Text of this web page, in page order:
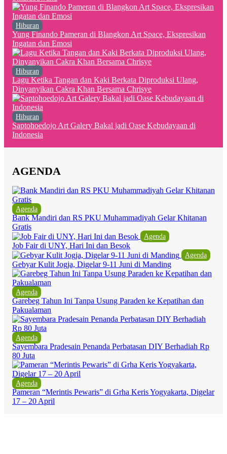
Hiburan
Yung Finando Pameran di Blangkon Art Space, Ekspresikan
Ingatan dan Emosi
Hiburan
Lagu Ketika Tangan dan Kaki Berkata Diproduksi Ulang,
Dinyanyikan Cakra Khan Bersama Chrisye
Hiburan
Saptohoedojo Art Galery Bakal jadi Oase Kebudayaan di
Indonesia
AGENDA
Agenda
Bank Mandiri dan RS PKU Muhammadiyah Gelar Khitanan
Gratis
Agenda
Job Fair di UNY, Hari Ini dan Besok
Agenda
Gebyar Kulit Jogja, Digelar 9-11 Juni di Manding
Agenda
Garebeg Tahun Ini Tanpa Usung Paraden ke Kepatihan dan
Pakualaman
Agenda
Sayembara Pradesain Penanda Perbatasan DIY Berhadiah Rp
80 Juta
Agenda
Pameran “Merintis Pewaris” di Grha Keris Yogyakarta, Digelar
17 – 20 April